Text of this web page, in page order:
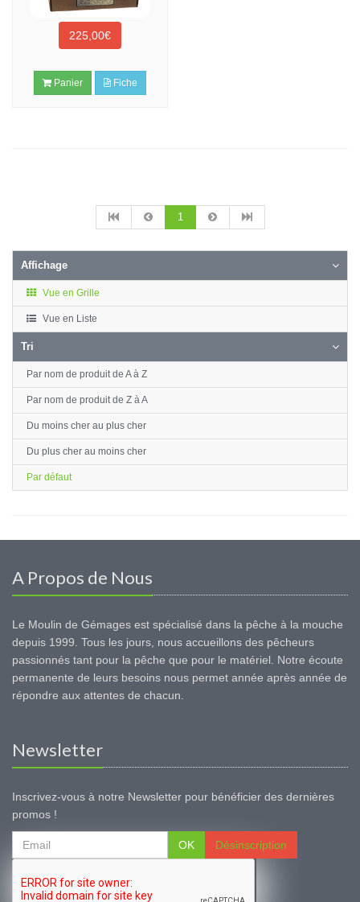
225,00€
Panier Fiche
1
Affichage
Vue en Grille
Vue en Liste
Tri
Par nom de produit de A à Z
Par nom de produit de Z à A
Du moins cher au plus cher
Du plus cher au moins cher
Par défaut
A Propos de Nous
Le Moulin de Gémages est spécialisé dans la pêche à la mouche
depuis 1999. Tous les jours, nous accueillons des pêcheurs
passionnés tant pour la pêche que pour le matériel. Notre écoute
permanente de leurs besoins nous permet année après année de
répondre aux attentes de chacun.
Newsletter
Inscrivez-vous à notre Newsletter pour bénéficier des dernières
promos !
OK Désinscription